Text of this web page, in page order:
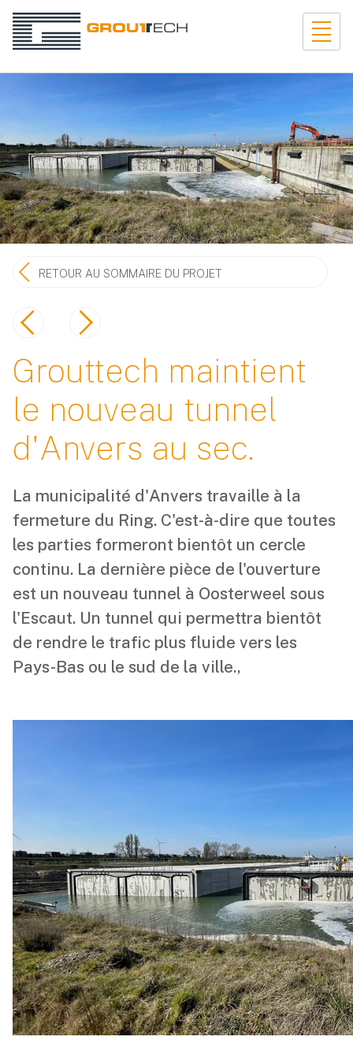
RETOUR AU SOMMAIRE DU PROJET
Grouttech maintient
le nouveau tunnel
d'Anvers au sec.
La municipalité d'Anvers travaille à la
fermeture du Ring. C'est-à-dire que toutes
les parties formeront bientôt un cercle
continu. La dernière pièce de l'ouverture
est un nouveau tunnel à Oosterweel sous
l'Escaut. Un tunnel qui permettra bientôt
de rendre le trafic plus fluide vers les
Pays-Bas ou le sud de la ville.,